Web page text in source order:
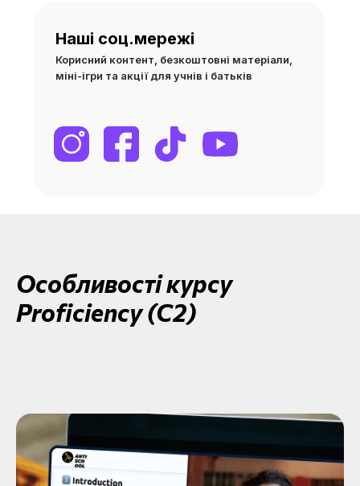
Наші соц.мережі
Корисний контент, безкоштовні матеріали,
міні-ігри та акції для учнів і батьків
Особливості курсу
Proficiency (C2)